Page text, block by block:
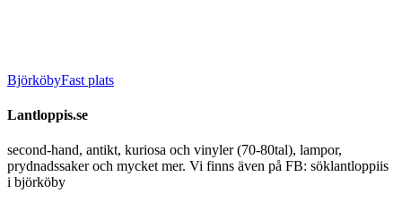
BjörköbyFast plats
Lantloppis.se
second-hand, antikt, kuriosa och vinyler (70-80tal), lampor,
prydnadssaker och mycket mer. Vi finns även på FB: söklantloppiis
i björköby